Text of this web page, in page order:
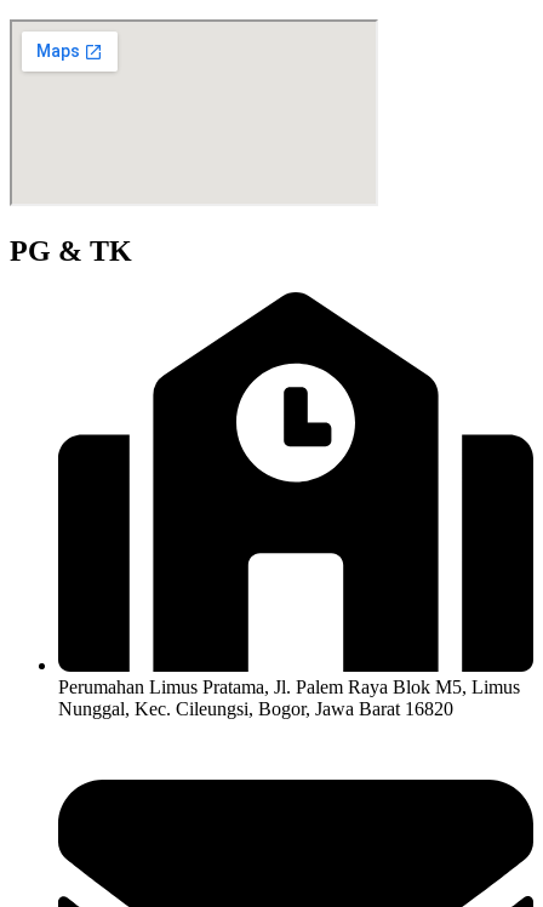
PG & TK
Perumahan Limus Pratama, Jl. Palem Raya Blok M5, Limus
Nunggal, Kec. Cileungsi, Bogor, Jawa Barat 16820